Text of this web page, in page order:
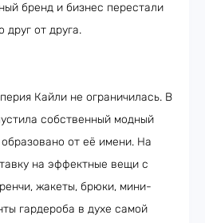
бренд и бизнес перестали
друг от друга.
Кайли не ограничилась. В
собственный модный
от её имени. На
на эффектные вещи с
жакеты, брюки, мини-
гардероба в духе самой